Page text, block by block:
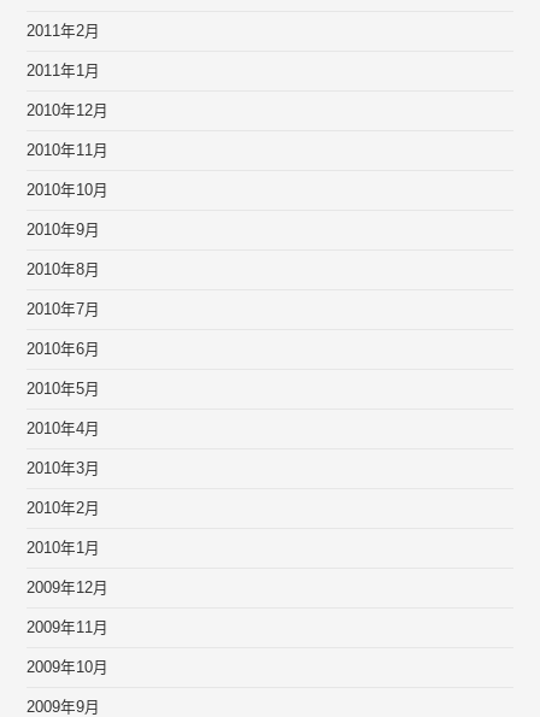
2011年2月
2011年1月
2010年12月
2010年11月
2010年10月
2010年9月
2010年8月
2010年7月
2010年6月
2010年5月
2010年4月
2010年3月
2010年2月
2010年1月
2009年12月
2009年11月
2009年10月
2009年9月